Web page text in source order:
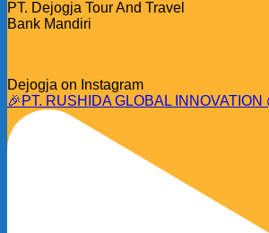
PT. Dejogja Tour And Travel
Bank Mandiri
Dejogja on Instagram
🎉PT. RUSHIDA GLOBAL INNOVATION